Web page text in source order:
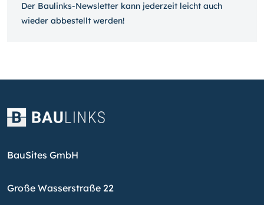
Der Baulinks-Newsletter kann jeder­zeit leicht auch
wieder ab­bestellt werden!
BauSites GmbH
Große Wasserstraße 22